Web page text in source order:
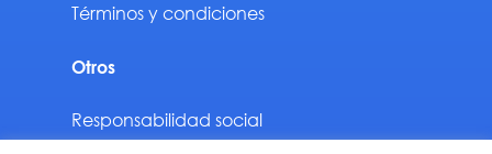
Términos y condiciones
Otros
Responsabilidad social